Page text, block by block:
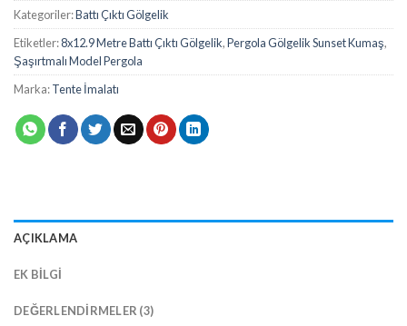
Kategoriler:Battı Çıktı Gölgelik
Etiketler:8x12.9 Metre Battı Çıktı Gölgelik,Pergola Gölgelik Sunset Kumaş,
Şaşırtmalı Model Pergola
Marka:Tente İmalatı
AÇIKLAMA
EK BILGI
DEĞERLENDIRMELER (3)